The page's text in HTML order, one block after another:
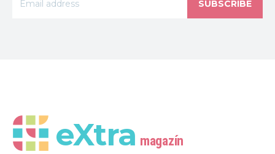
SUBSCRIBE
eXtra magazín